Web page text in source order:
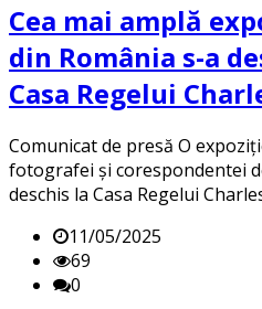
Cea mai amplă
din România s-a
Casa Regelui
Comunicat de presă O
fotografei și corespondentei
deschis la Casa Regelui
11/05/2025
69
0